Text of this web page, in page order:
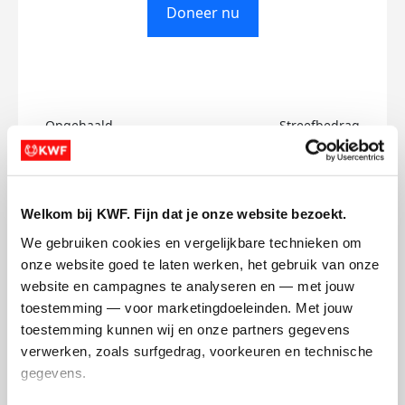
Welkom bij KWF. Fijn dat je onze website bezoekt.
We gebruiken cookies en vergelijkbare technieken om
onze website goed te laten werken, het gebruik van onze
website en campagnes te analyseren en — met jouw
toestemming — voor marketingdoeleinden. Met jouw
toestemming kunnen wij en onze partners gegevens
verwerken, zoals surfgedrag, voorkeuren en technische
gegevens.
Doneer nu
Opgehaald
€0
Streefbedrag
€477
Nadjet's badges